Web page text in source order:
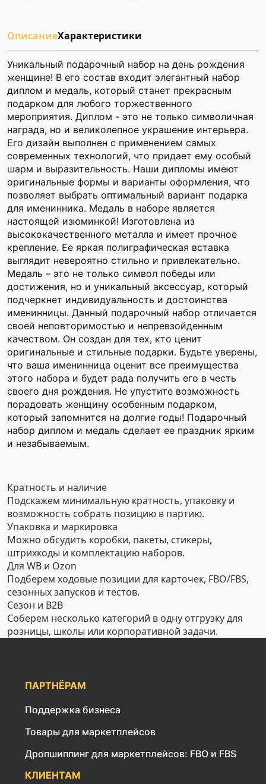
ОписаниеХарактеристики
Уникальный подарочный набор на день рождения
женщине! В его состав входит элегантный набор
диплом и медаль, который станет прекрасным
подарком для любого торжественного
мероприятия. Диплом - это не только символичная
награда, но и великолепное украшение интерьера.
Его дизайн выполнен с применением самых
современных технологий, что придает ему особый
шарм и выразительность. Наши дипломы имеют
оригинальные формы и варианты оформления, что
позволяет выбрать оптимальный вариант подарка
для именинника. Медаль в наборе является
настоящей изюминкой! Изготовлена из
высококачественного металла и имеет прочное
крепление. Ее яркая полиграфическая вставка
выглядит невероятно стильно и привлекательно.
Медаль – это не только символ победы или
достижения, но и уникальный аксессуар, который
подчеркнет индивидуальность и достоинства
именинницы. Данный подарочный набор отличается
своей неповторимостью и непревзойденным
качеством. Он создан для тех, кто ценит
оригинальные и стильные подарки. Будьте уверены,
что ваша именинница оценит все преимущества
этого набора и будет рада получить его в честь
своего дня рождения. Не упустите возможность
порадовать женщину особенным подарком,
который запомнится на долгие годы! Подарочный
набор диплом и медаль сделает ее праздник ярким
и незабываемым.
Кратность и наличие
Подскажем минимальную кратность, упаковку и
возможность собрать позицию в партию.
Упаковка и маркировка
Можно обсудить коробки, пакеты, стикеры,
штрихкоды и комплектацию наборов.
Для WB и Ozon
Подберем ходовые позиции для карточек, FBO/FBS,
сезонных запусков и тестов.
Сезон и B2B
Соберем несколько категорий в одну отгрузку для
розницы, школы или корпоративной задачи.
ПАРТНЁРАМ
Поддержка бизнеса
Товары для маркетплейсов
Дропшиппинг для маркетплейсов: FBO и FBS
КЛИЕНТАМ